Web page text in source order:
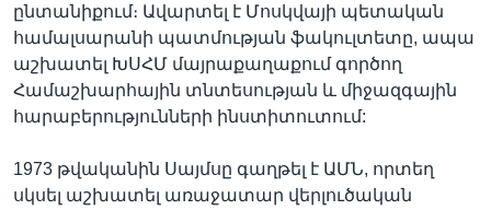
ընտանիքում։ Ավարտել է Մոսկվայի պետական
համալսարանի պատմության ֆակուլտետը, ապա
աշխատել ԽՍՀՄ մայրաքաղաքում գործող
Համաշխարհային տնտեսության և միջազգային
հարաբերությունների ինստիտուտում:
1973 թվականին Սայմսը գաղթել է ԱՄՆ, որտեղ
սկսել աշխատել առաջատար վերլուծական